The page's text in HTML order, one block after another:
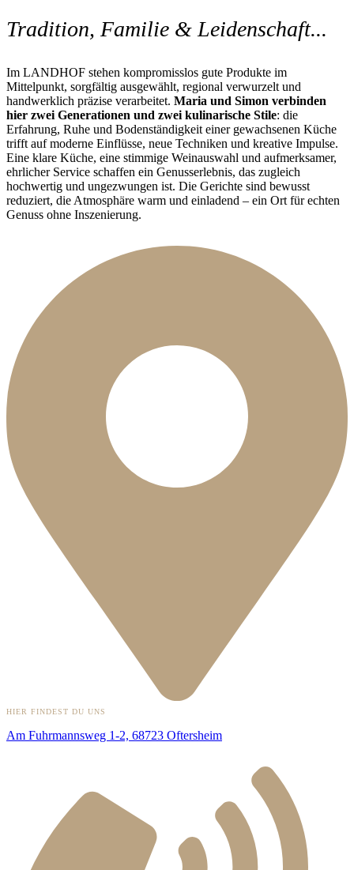
Tradition, Familie & Leidenschaft...
Im LANDHOF stehen kompromisslos gute Produkte im
Mittelpunkt, sorgfältig ausgewählt, regional verwurzelt und
handwerklich präzise verarbeitet. Maria und Simon verbinden
hier zwei Generationen und zwei kulinarische Stile: die
Erfahrung, Ruhe und Bodenständigkeit einer gewachsenen Küche
trifft auf moderne Einflüsse, neue Techniken und kreative Impulse.
Eine klare Küche, eine stimmige Weinauswahl und aufmerksamer,
ehrlicher Service schaffen ein Genusserlebnis, das zugleich
hochwertig und ungezwungen ist. Die Gerichte sind bewusst
reduziert, die Atmosphäre warm und einladend – ein Ort für echten
Genuss ohne Inszenierung.
HIER FINDEST DU UNS
Am Fuhrmannsweg 1-2, 68723 Oftersheim